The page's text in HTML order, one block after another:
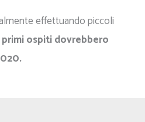
effettuando piccoli
primi ospiti dovrebbero